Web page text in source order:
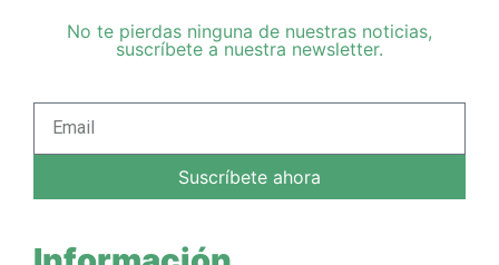
No te pierdas ninguna de nuestras noticias,
suscríbete a nuestra newsletter.
Suscríbete ahora